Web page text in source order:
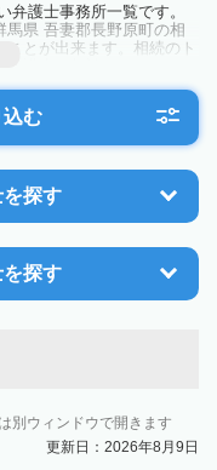
護士事務所一覧です。
県 吾妻郡長野原町の相
とが出来ます。相続のト
護士に相談してみましょ
込む
探す
探す
別ウィンドウで開きます
更新日：2026年8月9日